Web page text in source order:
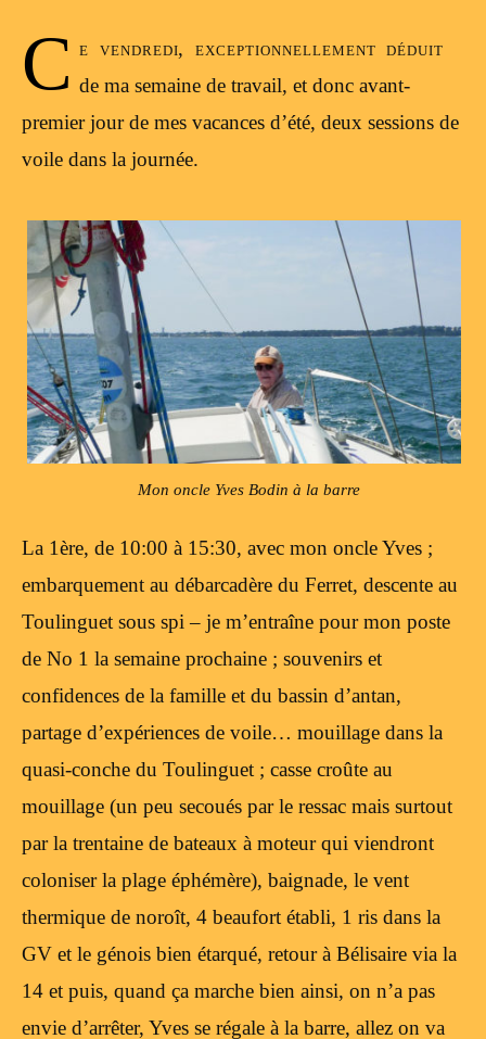
C e vendredi, exceptionnellement déduit
de ma semaine de travail, et donc avant-
premier jour de mes vacances d’été, deux sessions de
voile dans la journée.
Mon oncle Yves Bodin à la barre
La 1ère, de 10:00 à 15:30, avec mon oncle Yves ;
embarquement au débarcadère du Ferret, descente au
Toulinguet sous spi – je m’entraîne pour mon poste
de No 1 la semaine prochaine ; souvenirs et
confidences de la famille et du bassin d’antan,
partage d’expériences de voile… mouillage dans la
quasi-conche du Toulinguet ; casse croûte au
mouillage (un peu secoués par le ressac mais surtout
par la trentaine de bateaux à moteur qui viendront
coloniser la plage éphémère), baignade, le vent
thermique de noroît, 4 beaufort établi, 1 ris dans la
GV et le génois bien étarqué, retour à Bélisaire via la
14 et puis, quand ça marche bien ainsi, on n’a pas
envie d’arrêter, Yves se régale à la barre, allez on va